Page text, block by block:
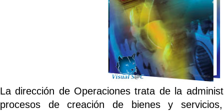
La dirección de Operaciones trata de la
procesos de creación de bienes y